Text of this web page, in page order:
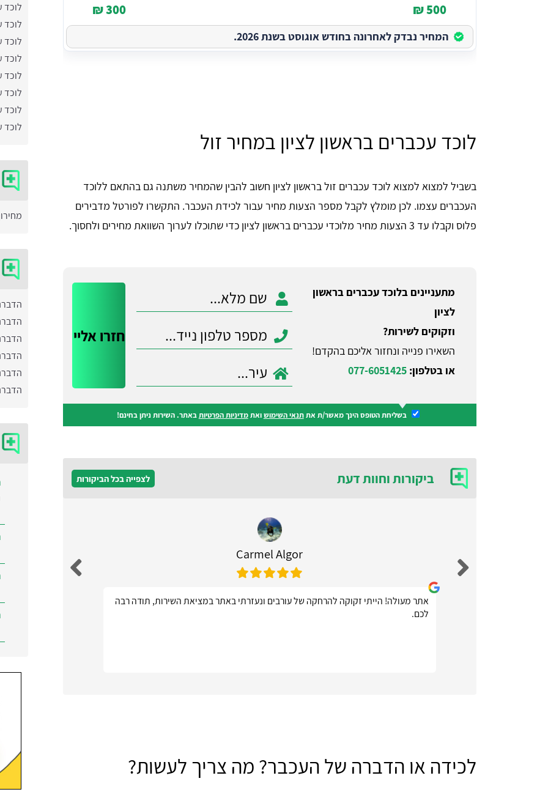
500 ₪
300 ₪
המחיר נבדק לאחרונה בחודש אוגוסט בשנת 2026.
לוכד עכברים בראשון לציון במחיר זול
בשביל למצוא למצוא לוכד עכברים זול בראשון לציון חשוב להבין שהמחיר משתנה גם בהתאם ללוכד
העכברים עצמו. לכן מומלץ לקבל מספר הצעות מחיר עבור לכידת העכבר. התקשרו לפורטל מדבירים
פלוס וקבלו עד 3 הצעות מחיר מלוכדי עכברים בראשון לציון כדי שתוכלו לערוך השוואת מחירים ולחסוך.
מתעניינים בלוכד עכברים בראשון
לציון
וזקוקים לשירות?
השאירו פנייה ונחזור אליכם בהקדם!
או בטלפון:077-6051425
בשליחת הטופס הינך מאשר/ת אתתנאי השימושואתמדיניות הפרטיותבאתר. השירות ניתן בחינם!
ביקורות וחוות דעת לצפייה בכל הביקורות
אתר
Carmel Algor
אתר מעולה! הייתי זקוקה להרחקה של עורבים ונעזרתי באתר במציאת השירות, תודה רבה
לכם.
לכידה או הדברה של העכבר? מה צריך לעשות?
לוכד
לוכד
לוכד
לוכד
לוכד
לוכד
לוכד
לוכד